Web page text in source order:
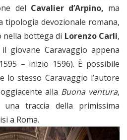
del Cavalier d’Arpino, ma
tipologia devozionale romana,
nella bottega di Lorenzo Carli,
giovane Caravaggio appena
– inizio 1596). È possibile
lo stesso Caravaggio l’autore
alla Buona ventura,
traccia della primissima
a Roma.